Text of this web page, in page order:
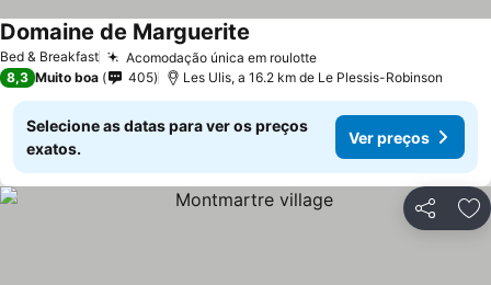
Bed & Breakfast Acomodação única em roulotte
Domaine de Marguerite
8,3 Muito boa 405 Les Ulis, a 16.2 km de Le Plessis-Robinson
Selecione as datas para ver os preços
exatos.
Ver preços
Partilhar